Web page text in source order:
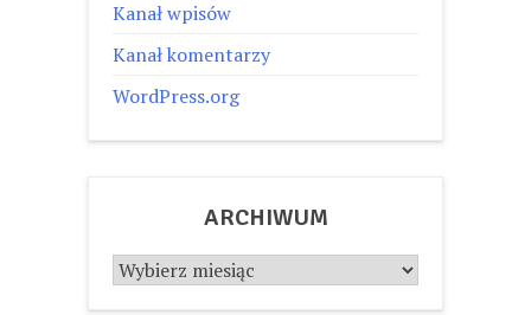
Kanał wpisów
Kanał komentarzy
WordPress.org
ARCHIWUM
Archiwum